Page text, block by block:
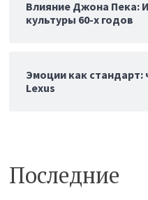
Влияние Джона Пека:
культуры 60-х годов
Эмоции как стандарт:
Lexus
Последние